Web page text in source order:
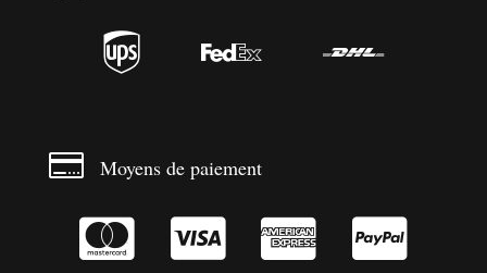
  
 Moyens de paiement
   